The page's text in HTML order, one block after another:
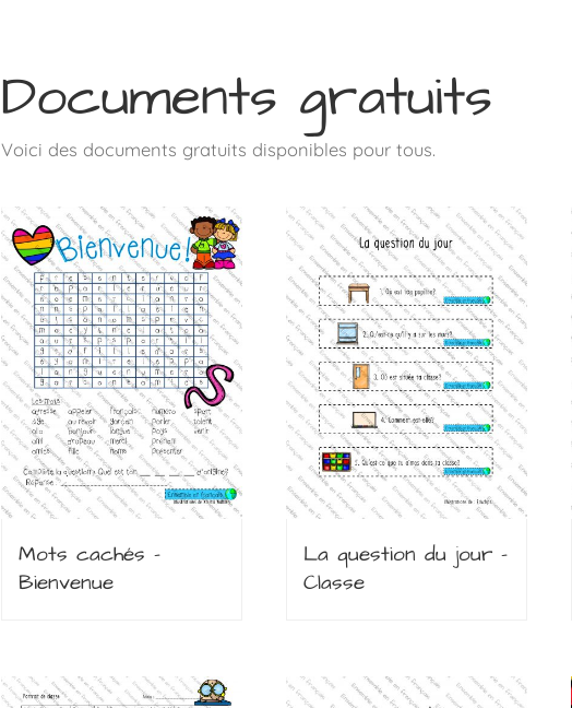
Documents gratuits
Voici des documents gratuits disponibles pour tous.
Mots cachés –
Bienvenue
La question du jour –
Classe